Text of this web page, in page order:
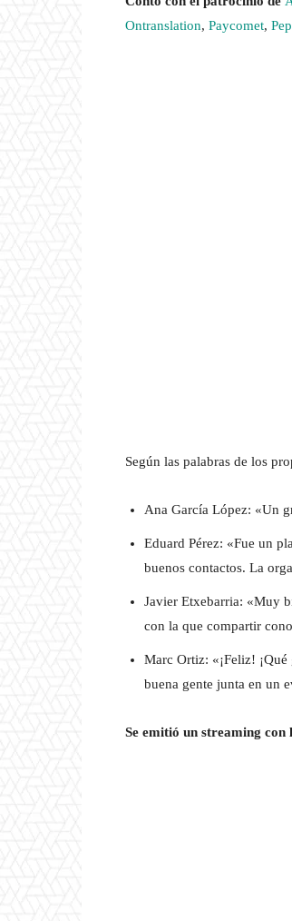
Ontranslation, Paycomet,
Según las palabras de los
Ana García López: «Un
Eduard Pérez: «Fue un
buenos contactos. La
Javier Etxebarria: «Muy
con la que compartir
Marc Ortiz: «¡Feliz!
buena gente junta en un
Se emitió un streaming con